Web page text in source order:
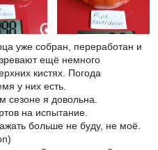
уже собран, переработан и
ещё немного
кистях. Погода
у них есть.
сезоне я довольна.
на испытание.
больше не буду, не моё.